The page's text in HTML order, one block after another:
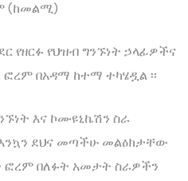
(ከመልሚ)
የዘርፉ የህዝብ ግንኙነት ኃላፊዎችና
በአዳማ ከተማ ተካሄዷል ፡፡
እና ኮሙዩኒኬሽን ስራ
ደህና መጣችሁ መልዕክታቸው
ፎረም በለፉት አመታት ስራዎችን